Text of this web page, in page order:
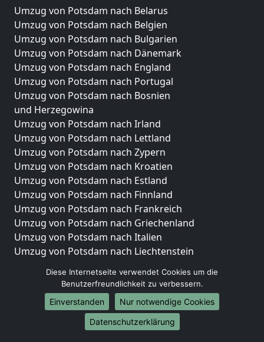
Umzug von Potsdam nach Belarus
Umzug von Potsdam nach Belgien
Umzug von Potsdam nach Bulgarien
Umzug von Potsdam nach Dänemark
Umzug von Potsdam nach England
Umzug von Potsdam nach Portugal
Umzug von Potsdam nach Bosnien
und Herzegowina
Umzug von Potsdam nach Irland
Umzug von Potsdam nach Lettland
Umzug von Potsdam nach Zypern
Umzug von Potsdam nach Kroatien
Umzug von Potsdam nach Estland
Umzug von Potsdam nach Finnland
Umzug von Potsdam nach Frankreich
Umzug von Potsdam nach Griechenland
Umzug von Potsdam nach Italien
Umzug von Potsdam nach Liechtenstein
Umzug von Potsdam nach Niederlande
Umzug von Potsdam nach Norwegen
Umzüge-Deutschlandweit
Diese Internetseite verwendet Cookies um die
Benutzerfreundlichkeit zu verbessern.
Einverstanden
Nur notwendige Cookies
Datenschutzerklärung